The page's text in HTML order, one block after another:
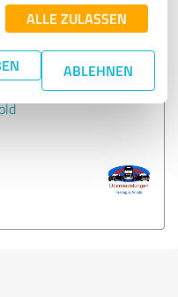
ALLE ZULASSEN
ABLEHNEN
weiteren
Bereich